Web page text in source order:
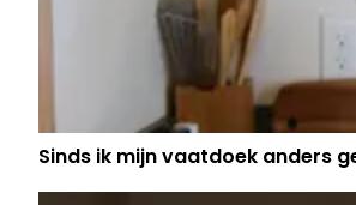
Sinds ik mijn vaatdoek anders